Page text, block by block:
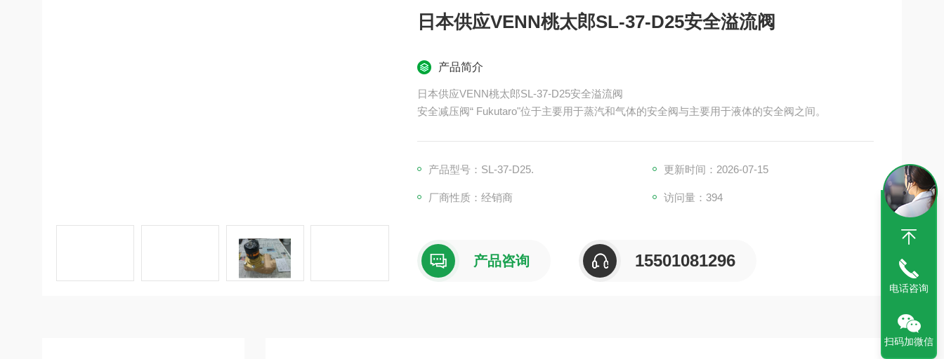
日本供应VENN桃太郎SL-37-D25安全溢流阀
产品简介
日本供应VENN桃太郎SL-37-D25安全溢流阀
安全减压阀“ Fukutaro"位于主要用于蒸汽和气体的安全阀与主要用于液体的安全阀之间。
产品型号：SL-37-D25. 更新时间：2026-07-15
厂商性质：经销商 访问量：394
产品咨询 15501081296
电话咨询
扫码加微信